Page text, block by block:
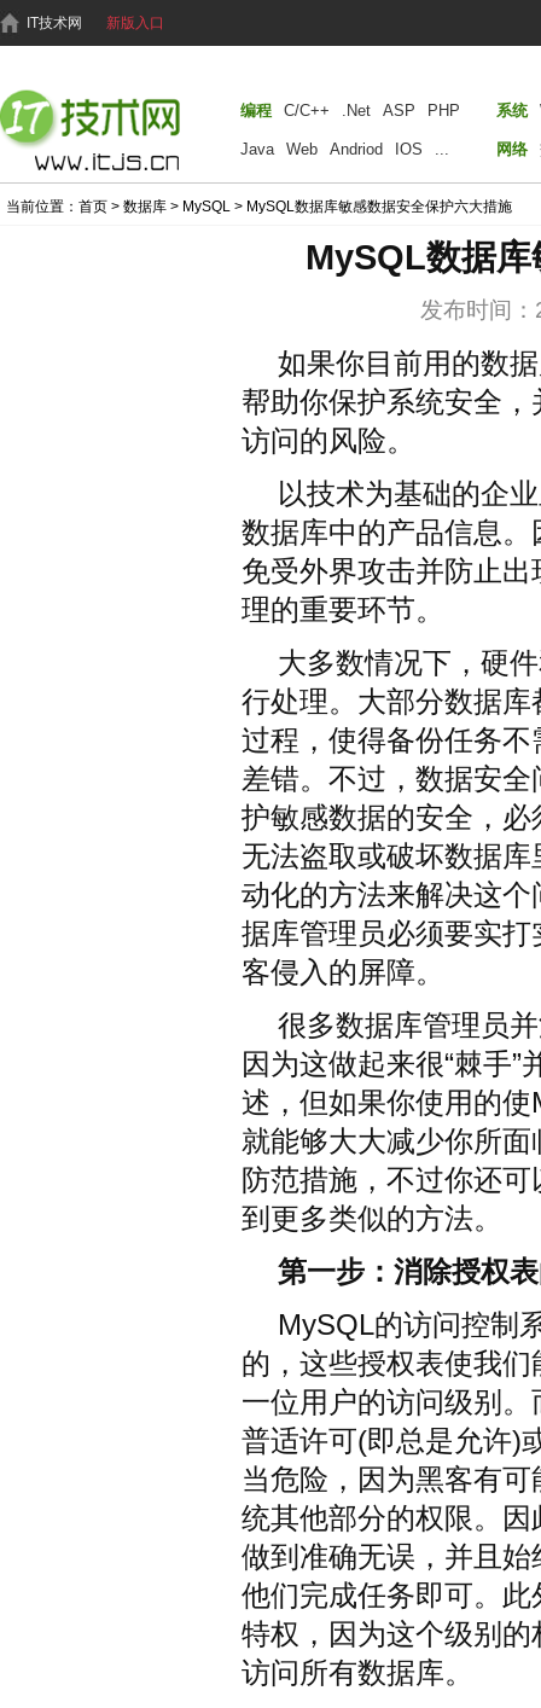
IT技术网 新版入口
编程 C/C++ .Net ASP PHP
Java Web Andriod IOS ...
系统
网络
当前位置： 首页 > 数据库 > MySQL > MySQL数据库敏感数据安全保护六大措施
MySQL数据
发布时间
如果你目前用的数
帮助你保护系统安全
访问的风险。
以技术为基础的企
数据库中的产品信息
免受外界攻击并防止
理的重要环节。
大多数情况下，硬
行处理。大部分数据
过程，使得备份任务
差错。不过，数据安
护敏感数据的安全，
无法盗取或破坏数据
动化的方法来解决这
据库管理员必须要实
客侵入的屏障。
很多数据库管理员
因为这做起来很“棘手”
述，但如果你使用的
就能够大大减少你所
防范措施，不过你还
到更多类似的方法。
第一步：消除授权
MySQL的访问控制
的，这些授权表使我
一位用户的访问级别
普适许可(即总是允许)
当危险，因为黑客有
统其他部分的权限。
做到准确无误，并且
他们完成任务即可。
特权，因为这个级别
访问所有数据库。